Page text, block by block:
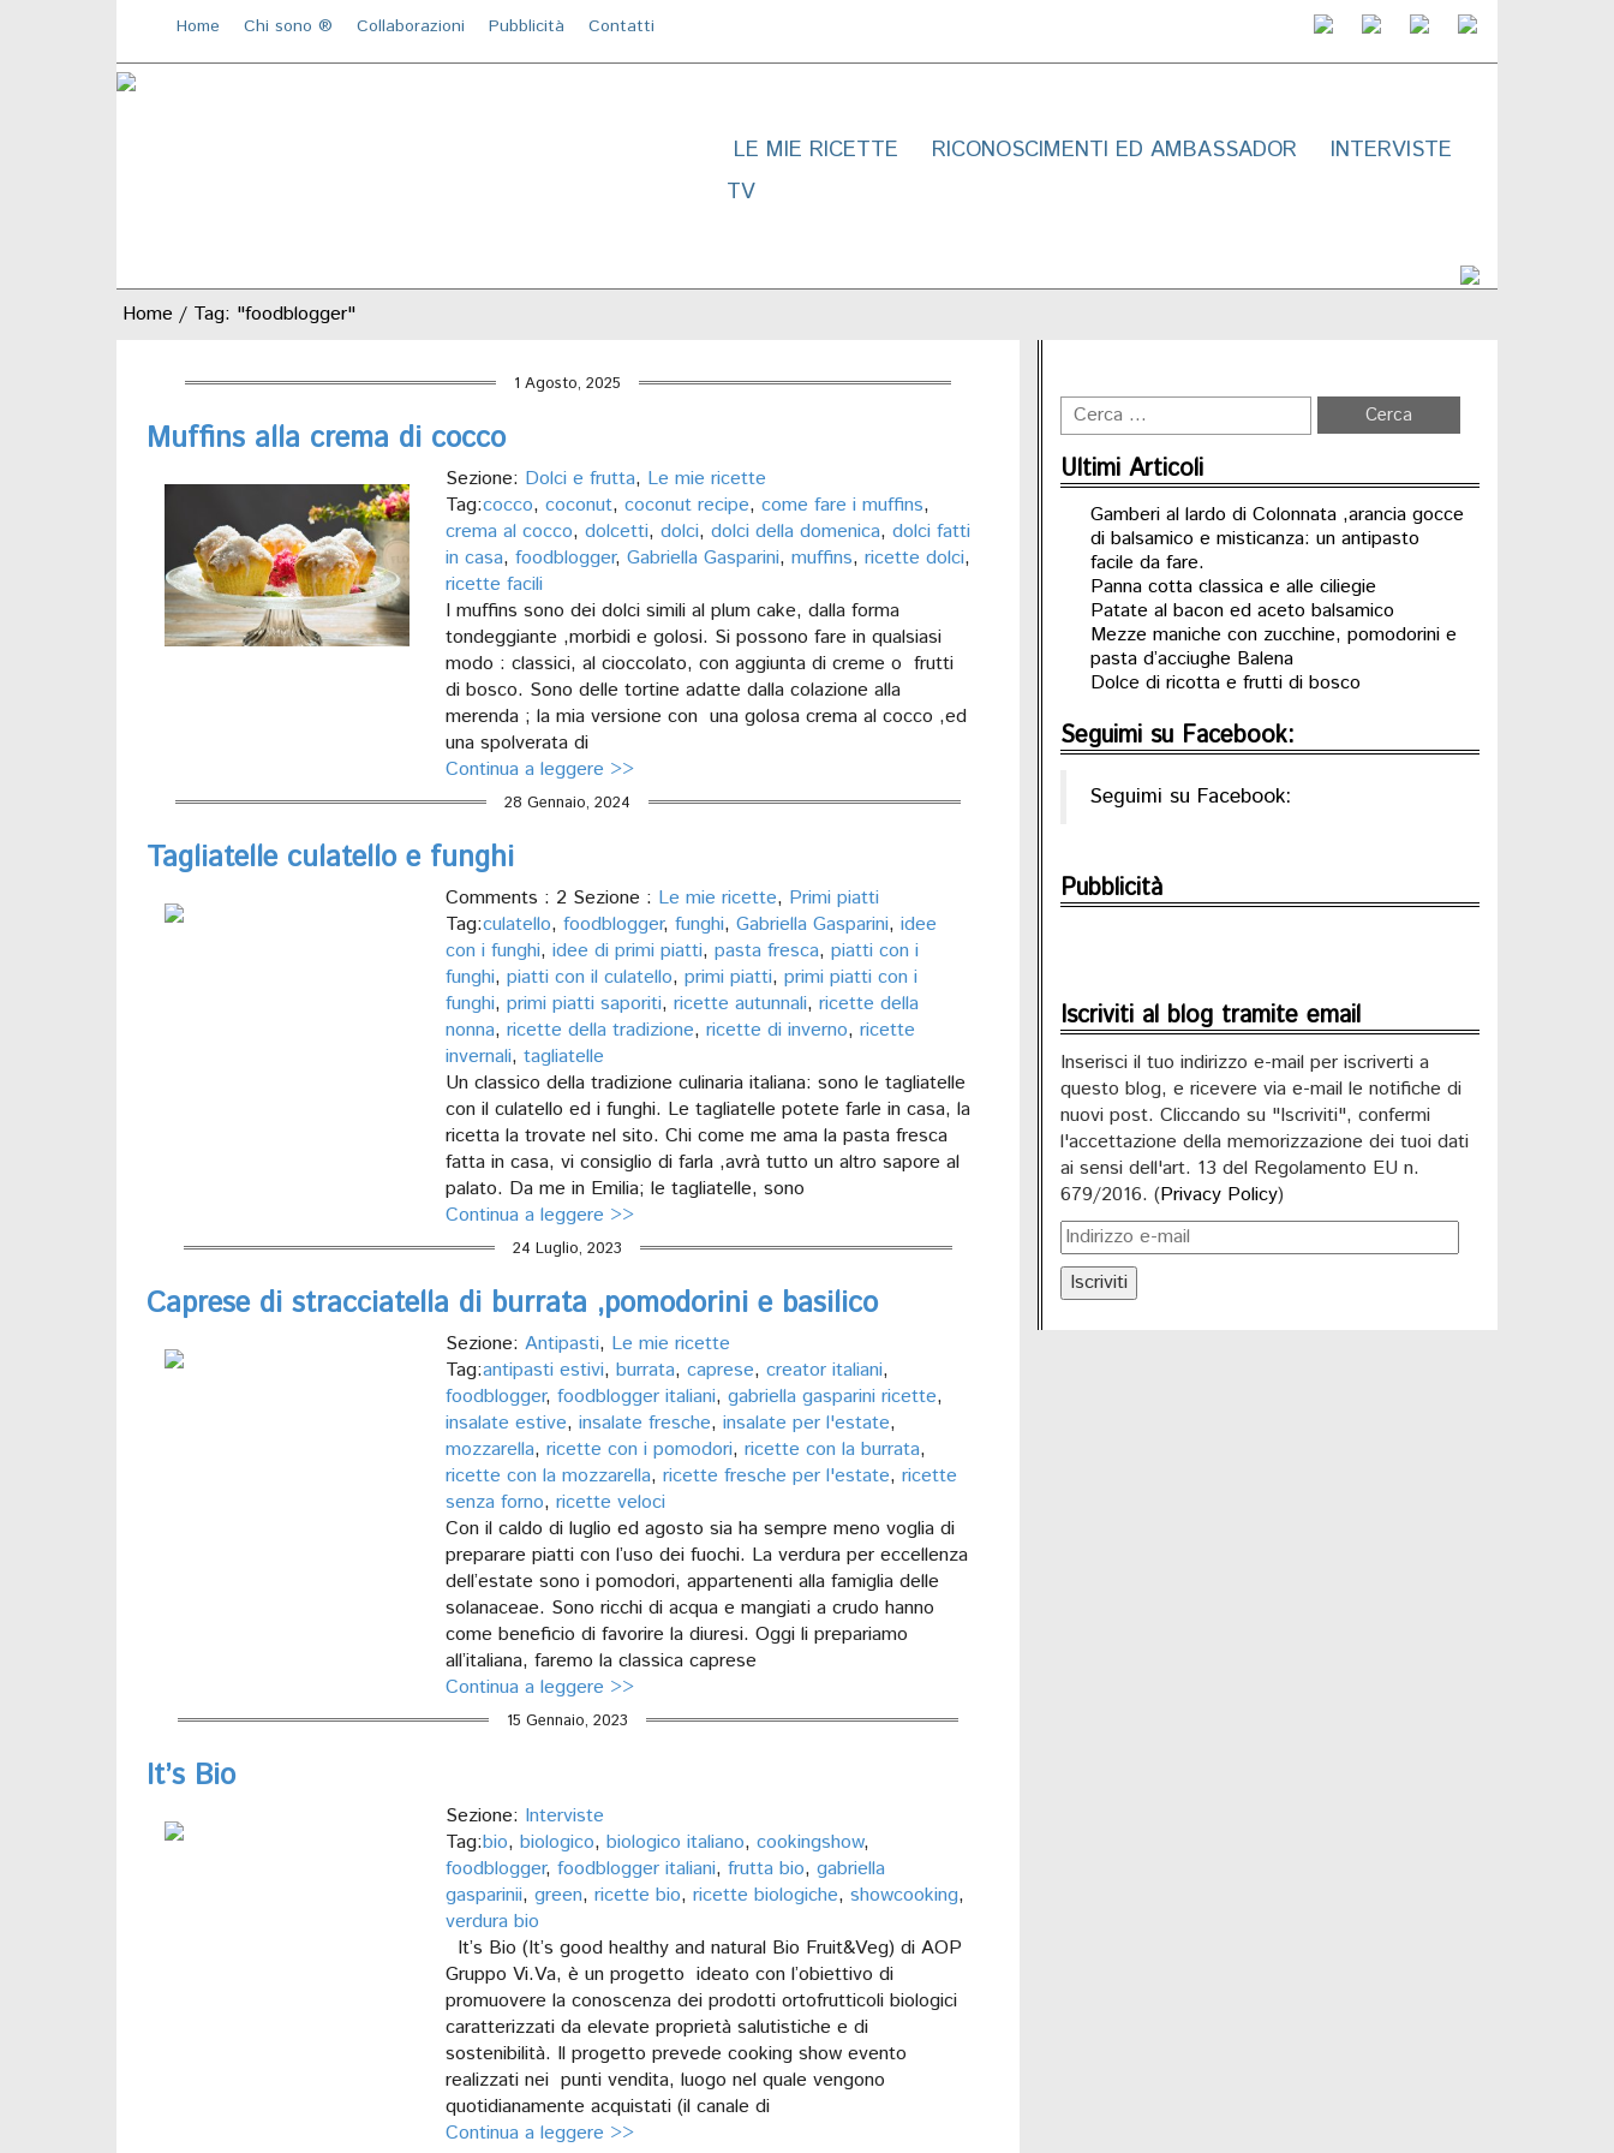
Home Chi sono ®️ Collaborazioni Pubblicità Contatti
LE MIE RICETTE RICONOSCIMENTI ED AMBASSADOR
INTERVISTE
TV
Home / Tag: "foodblogger"
1 Agosto, 2025
Muffins alla crema di cocco
Sezione: Dolci e frutta, Le mie ricette
Tag:cocco, coconut, coconut recipe, come fare i muffins,
crema al cocco, dolcetti, dolci, dolci della domenica, dolci fatti
in casa, foodblogger, Gabriella Gasparini, muffins, ricette dolci,
ricette facili
I muffins sono dei dolci simili al plum cake, dalla forma
tondeggiante ,morbidi e golosi. Si possono fare in qualsiasi
modo : classici, al cioccolato, con aggiunta di creme o frutti
di bosco. Sono delle tortine adatte dalla colazione alla
merenda ; la mia versione con una golosa crema al cocco ,ed
una spolverata di
Continua a leggere >>
28 Gennaio, 2024
Tagliatelle culatello e funghi
Comments : 2 Sezione : Le mie ricette, Primi piatti
Tag:culatello, foodblogger, funghi, Gabriella Gasparini, idee
con i funghi, idee di primi piatti, pasta fresca, piatti con i
funghi, piatti con il culatello, primi piatti, primi piatti con i
funghi, primi piatti saporiti, ricette autunnali, ricette della
nonna, ricette della tradizione, ricette di inverno, ricette
invernali, tagliatelle
Un classico della tradizione culinaria italiana: sono le tagliatelle
con il culatello ed i funghi. Le tagliatelle potete farle in casa, la
ricetta la trovate nel sito. Chi come me ama la pasta fresca
fatta in casa, vi consiglio di farla ,avrà tutto un altro sapore al
palato. Da me in Emilia; le tagliatelle, sono
Continua a leggere >>
24 Luglio, 2023
Caprese di stracciatella di burrata ,pomodorini e basilico
Sezione: Antipasti, Le mie ricette
Tag:antipasti estivi, burrata, caprese, creator italiani,
foodblogger, foodblogger italiani, gabriella gasparini ricette,
insalate estive, insalate fresche, insalate per l'estate,
mozzarella, ricette con i pomodori, ricette con la burrata,
ricette con la mozzarella, ricette fresche per l'estate, ricette
senza forno, ricette veloci
Con il caldo di luglio ed agosto sia ha sempre meno voglia di
preparare piatti con l’uso dei fuochi. La verdura per eccellenza
dell’estate sono i pomodori, appartenenti alla famiglia delle
solanaceae. Sono ricchi di acqua e mangiati a crudo hanno
come beneficio di favorire la diuresi. Oggi li prepariamo
all’italiana, faremo la classica caprese
Continua a leggere >>
15 Gennaio, 2023
It’s Bio
Sezione: Interviste
Tag:bio, biologico, biologico italiano, cookingshow,
foodblogger, foodblogger italiani, frutta bio, gabriella
gasparinii, green, ricette bio, ricette biologiche, showcooking,
verdura bio
It’s Bio (It’s good healthy and natural Bio Fruit&Veg) di AOP
Gruppo Vi.Va, è un progetto ideato con l’obiettivo di
promuovere la conoscenza dei prodotti ortofrutticoli biologici
caratterizzati da elevate proprietà salutistiche e di
sostenibilità. Il progetto prevede cooking show evento
realizzati nei punti vendita, luogo nel quale vengono
quotidianamente acquistati (il canale di
Continua a leggere >>
Ultimi Articoli
Gamberi al lardo di Colonnata ,arancia gocce
di balsamico e misticanza: un antipasto
facile da fare.
Panna cotta classica e alle ciliegie
Patate al bacon ed aceto balsamico
Mezze maniche con zucchine, pomodorini e
pasta d’acciughe Balena
Dolce di ricotta e frutti di bosco
Seguimi su Facebook:
Seguimi su Facebook:
Pubblicità
Iscriviti al blog tramite email
Inserisci il tuo indirizzo e-mail per iscriverti a
questo blog, e ricevere via e-mail le notifiche di
nuovi post. Cliccando su "Iscriviti", confermi
l'accettazione della memorizzazione dei tuoi dati
ai sensi dell'art. 13 del Regolamento EU n.
679/2016. (Privacy Policy)
Iscriviti